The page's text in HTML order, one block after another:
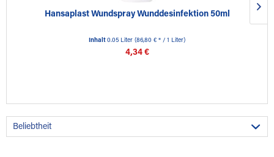
Hansaplast Wundspray Wunddesinfektion 50ml
Inhalt 0.05 Liter (86,80 € * / 1 Liter)
4,34 €